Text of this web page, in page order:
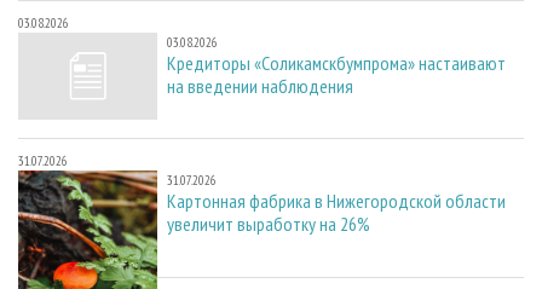
03.08.2026
03.08.2026
Кредиторы «Соликамскбумпрома» настаивают
на введении наблюдения
31.07.2026
31.07.2026
Картонная фабрика в Нижегородской области
увеличит выработку на 26%